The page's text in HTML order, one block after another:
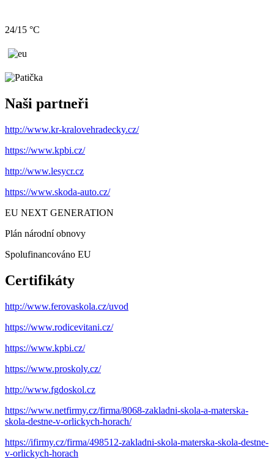
24/15 °C
Naši partneři
http://www.kr-kralovehradecky.cz/
https://www.kpbi.cz/
http://www.lesycr.cz
https://www.skoda-auto.cz/
EU NEXT GENERATION
Plán národní obnovy
Spolufinancováno EU
Certifikáty
http://www.ferovaskola.cz/uvod
https://www.rodicevitani.cz/
https://www.kpbi.cz/
https://www.proskoly.cz/
http://www.fgdoskol.cz
https://www.netfirmy.cz/firma/8068-zakladni-skola-a-materska-
skola-destne-v-orlickych-horach/
https://ifirmy.cz/firma/498512-zakladni-skola-materska-skola-destne-
v-orlickych-horach